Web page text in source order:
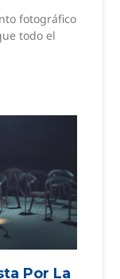
fotográfico
todo el
Por La